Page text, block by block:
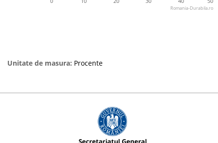
Romania-Durabila.ro
Unitate de masura: Procente